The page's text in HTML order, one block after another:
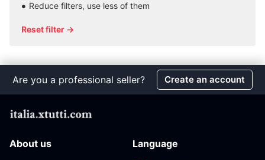
Reduce filters, use less of them
Reset filter →
Are you a professional seller? Create an account
About us Language